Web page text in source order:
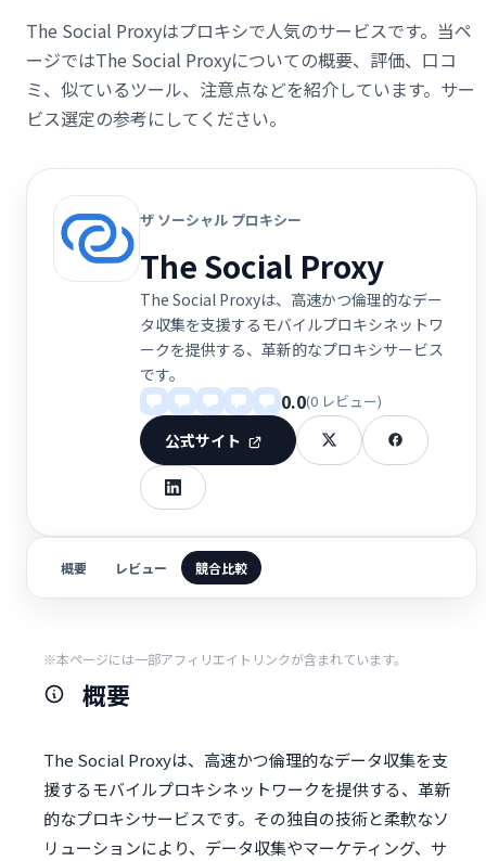
The Social Proxyはプロキシで人気のサービスです。当ペ
ージではThe Social Proxyについての概要、評価、口コ
ミ、似ているツール、注意点などを紹介しています。サー
ビス選定の参考にしてください。
ザ ソーシャル プロキシー
The Social Proxy
The Social Proxyは、高速かつ倫理的なデー
タ収集を支援するモバイルプロキシネットワ
ークを提供する、革新的なプロキシサービス
です。
0.0(0 レビュー)
公式サイト
概要 レビュー 競合比較
※本ページには一部アフィリエイトリンクが含まれています。
概要
The Social Proxyは、高速かつ倫理的なデータ収集を支
援するモバイルプロキシネットワークを提供する、革新
的なプロキシサービスです。その独自の技術と柔軟なソ
リューションにより、データ収集やマーケティング、サ